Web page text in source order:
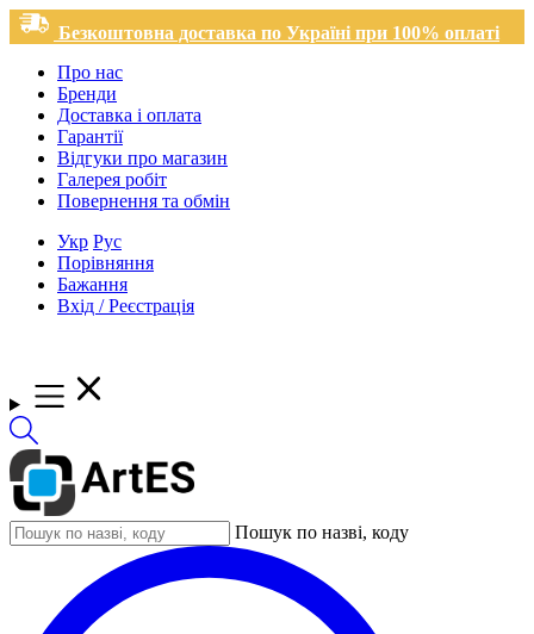
Безкоштовна доставка по Україні при 100% оплаті
Про нас
Бренди
Доставка і оплата
Гарантії
Відгуки про магазин
Галерея робіт
Повернення та обмін
Укр Рус
Порівняння
Бажання
Вхід / Реєстрація
Пошук по назві, коду